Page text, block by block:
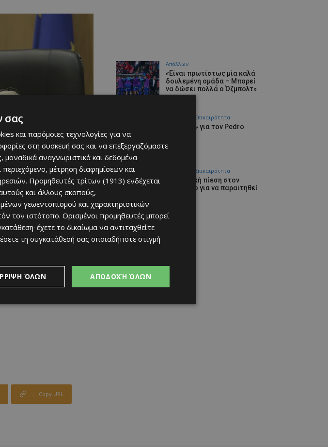
θεσμική αντιμετώπιση
Copy URL
Απόλλων
«Είναι πρωτίστως μία καλά
δουλεμένη ομάδα – Μπορεί
να δώσει πολλά ο Όζμπολτ»
Αθλητικά - Επικαιρότητα
«Φιρμάνι» για τον Pedro
07/08/2026
Αθλητικά - Επικαιρότητα
Ασφυκτική πίεση στον
Ινφαντίνο για να παραιτηθεί
σας
και παρόμοιες τεχνολογίες για να
στη συσκευή σας και να επεξεργαζόμαστε
αναγνωριστικά και δεδομένα
περιεχόμενο, μέτρηση διαφημίσεων και
Προμηθευτές τρίτων (1913) ενδέχεται
και άλλους σκοπούς,
γεωεντοπισμού και χαρακτηριστικών
τον ιστότοπο. Ορισμένοι προμηθευτές μπορεί
έχετε το δικαίωμα να αντιταχθείτε
τη συγκατάθεσή σας οποιαδήποτε στιγμή
ΑΠΟΔΟΧΉ ΌΛΩΝ
ΌΛΩΝ